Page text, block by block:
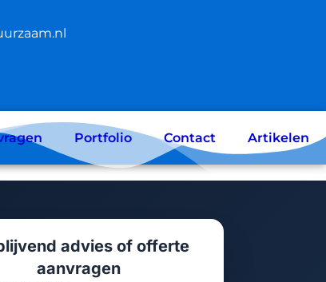
Portfolio Contact Artikelen
advies of offerte
aanvragen